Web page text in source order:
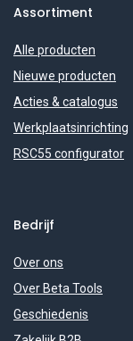
Assortiment
Alle producten
Nieuwe producten
Acties & catalogus
Werkplaatsinrichting
RSC55 configurator
Bedrijf
Over ons
Over Beta Tools
Geschiedenis